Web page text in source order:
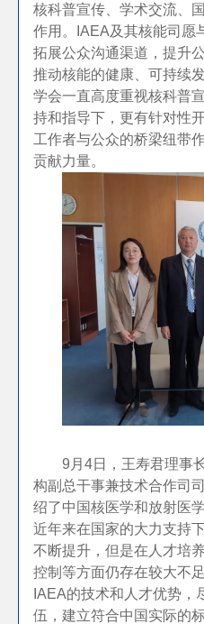
核科普宣传、学术交流、
作用。IAEA及其核能司愿
拓展公众沟通渠道，提升
推动核能的健康、可持续
学会一直高度重视核科普
持和指导下，更有针对性
工作者与公众的桥梁纽带
贡献力量。
9月4日，王寿君理事
构副总干事兼技术合作司
绍了中国核医学和放射医
近年来在国家的大力支持
不断提升，但是在人才培
控制等方面仍存在较大不
IAEA的技术和人才优势，
伍，建立符合中国实际的